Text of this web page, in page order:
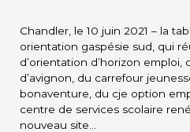
Chandler, le 10 juin 2021 – la
orientation gaspésie sud, qui
d’orientation d’horizon emploi,
d’avignon, du carrefour
bonaventure, du cje option
centre de services scolaire
nouveau site…